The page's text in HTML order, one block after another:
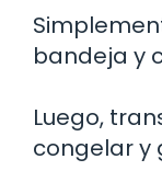
bandeja y
Luego,
congelar y